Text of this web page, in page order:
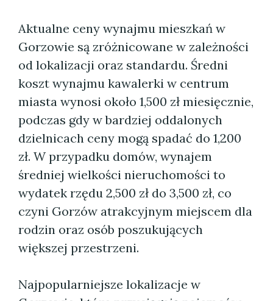
Aktualne ceny wynajmu mieszkań w
Gorzowie są zróżnicowane w zależności
od lokalizacji oraz standardu. Średni
koszt wynajmu kawalerki w centrum
miasta wynosi około 1,500 zł miesięcznie,
podczas gdy w bardziej oddalonych
dzielnicach ceny mogą spadać do 1,200
zł. W przypadku domów, wynajem
średniej wielkości nieruchomości to
wydatek rzędu 2,500 zł do 3,500 zł, co
czyni Gorzów atrakcyjnym miejscem dla
rodzin oraz osób poszukujących
większej przestrzeni.
Najpopularniejsze lokalizacje w